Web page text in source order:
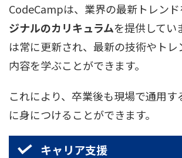
CodeCampは、業界の最新トレン
ジナルのカリキュラムを提供してい
は常に更新され、最新の技術やト
内容を学ぶことができます。
これにより、卒業後も現場で通用す
に身につけることができます。
キャリア支援